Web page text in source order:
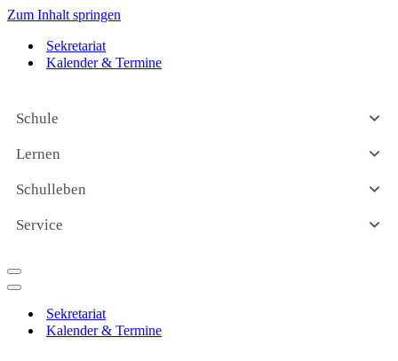
Zum Inhalt springen
Sekretariat
Kalender & Termine
Schule
Lernen
Schulleben
Service
Navigationsmenü
Navigationsmenü
Sekretariat
Kalender & Termine